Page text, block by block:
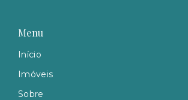
Menu
Início
Imóveis
Sobre